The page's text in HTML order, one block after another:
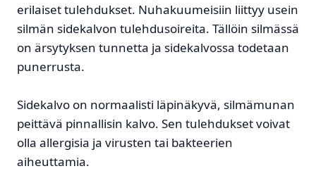
erilaiset tulehdukset. Nuhakuumeisiin liittyy usein
silmän sidekalvon tulehdusoireita. Tällöin silmässä
on ärsytyksen tunnetta ja sidekalvossa todetaan
punerrusta.
Sidekalvo on normaalisti läpinäkyvä, silmämunan
peittävä pinnallisin kalvo. Sen tulehdukset voivat
olla allergisia ja virusten tai bakteerien
aiheuttamia.